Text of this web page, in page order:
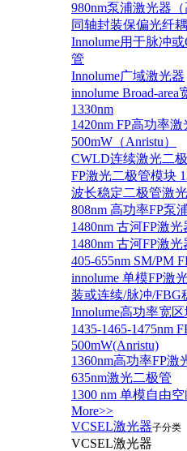
980nm泵浦激光器（
同轴封装保偏光纤
Innolume用于脉冲
管
Innolume广域激光器
innolume Broad-
1330nm
1420nm FP高功率
500mW（Anristu）
CWLD连续激光二
FP激光二极管模块
波长稳定二极管激光
808nm 高功率FP泵
1480nm 古河FP激
1480nm 古河FP激
405-655nm SM/PM
innolume 单模FP激
装或连续/脉冲/FBG
Innolume高功率宽
1435-1465-1475nm
500mW(Anristu)
1360nm高功率FP激
635nm激光二极管
1300 nm 单模自由
More>>
VCSEL激光器子分类
VCSEL激光器